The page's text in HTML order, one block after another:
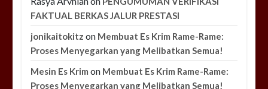
FAKTUAL BERKAS JALUR PRESTASI
jonikaitokitz on Membuat Es Krim Rame-Rame:
Proses Menyegarkan yang Melibatkan Semua!
Mesin Es Krim on Membuat Es Krim Rame-Rame:
Proses Menyegarkan yang Melibatkan Semua!